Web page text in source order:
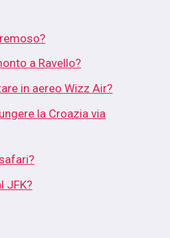
a Ravello?
in aereo Wizz Air?
la Croazia via
JFK?